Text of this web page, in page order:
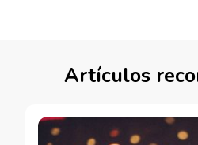
Artículos